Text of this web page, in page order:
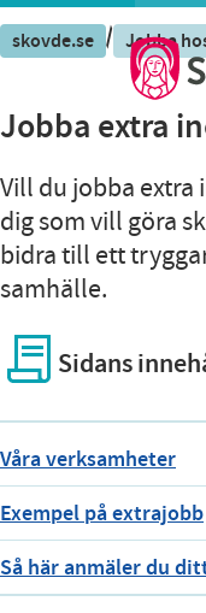
skovde.se / Jobba
Jobba extra
Vill du jobba extra
dig som vill göra
bidra till ett
samhälle.
Sidans
Våra verksamheter
Exempel på extrajobb
Så här anmäler du